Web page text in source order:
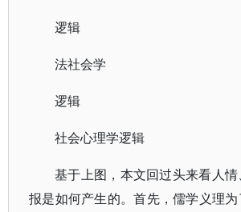
逻辑
法社会学
逻辑
社会心理学逻辑
基于上图，本文回过头来看人情
报是如何产生的。首先，儒学义理